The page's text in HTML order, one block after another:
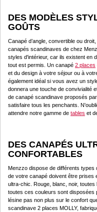
DES MODÈLES
GOÛTS
Canapé d’angle, convertible ou
canapés scandinaves de chez
styles d'intérieur, car ils existent en
tout est permis. Un canapé 2 places
et du design à votre séjour ou à
également idéal si vous avez un
donnera une touche de convivialité
de canapé scandinave proposés
satisfaire tous les penchants.
attendre notre gamme de tables et
DES CANAPÉS
CONFORTABLES
Menzzo dispose de différents types
de votre canapé doivent être prises
ultra-chic. Rouge, blanc, noir, toutes
toutes ces couleurs sont
lésine pas non plus sur le confort
scandinave 2 places MOLLY,